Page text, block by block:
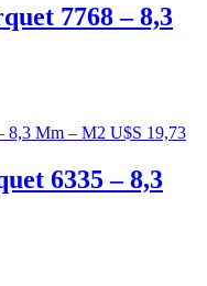
7768 – 8,3
6335 – 8,3